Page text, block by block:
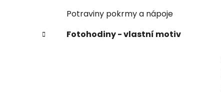
Potraviny pokrmy a nápoje
Fotohodiny - vlastní motiv